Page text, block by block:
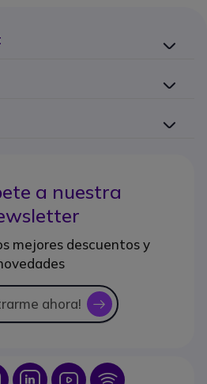
a nuestra
mejores descuentos y
ahora! icon
IconIcon Icon Icon